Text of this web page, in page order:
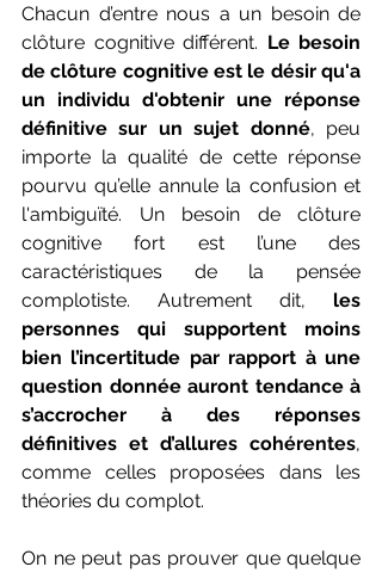
Chacun d’entre nous a un besoin de
clôture cognitive différent. Le besoin
de clôture cognitive est le désir qu'a
un individu d'obtenir une réponse
définitive sur un sujet donné, peu
importe la qualité de cette réponse
pourvu qu’elle annule la confusion et
l'ambiguïté. Un besoin de clôture
cognitive fort est l’une des
caractéristiques de la pensée
complotiste. Autrement dit, les
personnes qui supportent moins
bien l’incertitude par rapport à une
question donnée auront tendance à
s’accrocher à des réponses
définitives et d’allures cohérentes,
comme celles proposées dans les
théories du complot.
On ne peut pas prouver que quelque